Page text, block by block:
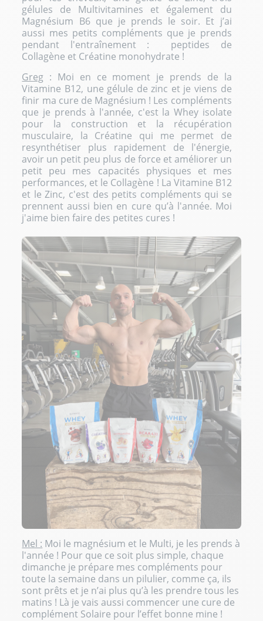
gélules de Multivitamines et également du
Magnésium B6que je prends le soir. Et j’ai
aussi mes petits compléments que je prends
pendant l'entraînement : peptides de
Collagène et Créatine monohydrate !
Greg : Moi en ce moment je prends de la
Vitamine B12, une gélule de zinc et je viens de
finir ma cure de Magnésium ! Les compléments
que je prends à l'année, c'est la Whey isolate
pour la construction et la récupération
musculaire, la Créatine qui me permet de
resynthétiser plus rapidement de l'énergie,
avoir un petit peu plus de force et améliorer un
petit peu mes capacités physiques et mes
performances, et le Collagène ! La Vitamine B12
et le Zinc, c'est des petits compléments qui se
prennent aussi bien en cure qu’à l'année. Moi
j'aime bien faire des petites cures !
Mel : Moi le magnésium et le Multi, je les prends à
l'année ! Pour que ce soit plus simple, chaque
dimanche je prépare mes compléments pour
toute la semaine dans un pilulier, comme ça, ils
sont prêts et je n’ai plus qu’à les prendre tous les
matins ! Là je vais aussi commencer une cure de
complément Solaire pour l’effet bonne mine !